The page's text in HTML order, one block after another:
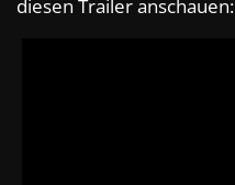
diesen Trailer anschauen: